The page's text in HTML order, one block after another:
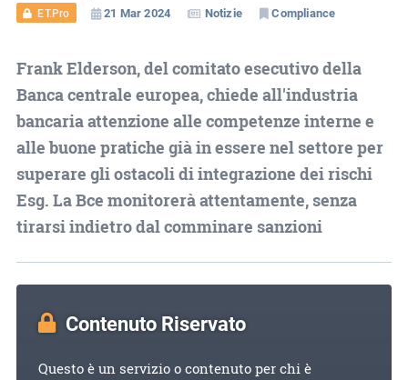
ET.Pro 21 Mar 2024 Notizie Compliance
Frank Elderson, del comitato esecutivo della
Banca centrale europea, chiede all'industria
bancaria attenzione alle competenze interne e
alle buone pratiche già in essere nel settore per
superare gli ostacoli di integrazione dei rischi
Esg. La Bce monitorerà attentamente, senza
tirarsi indietro dal comminare sanzioni
Contenuto Riservato
Questo è un servizio o contenuto per chi è